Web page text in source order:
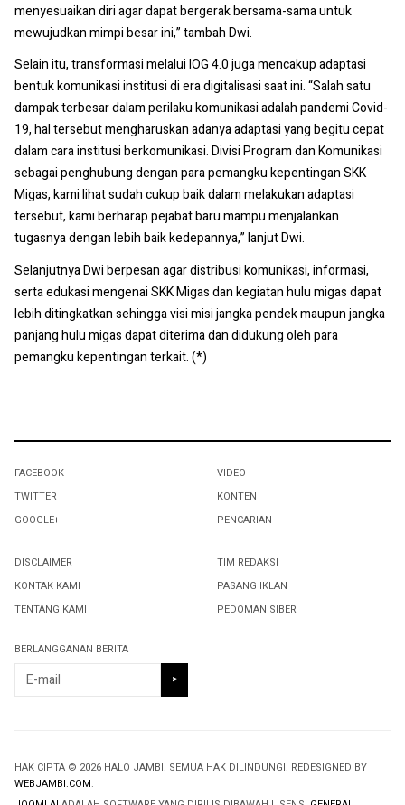
menyesuaikan diri agar dapat bergerak bersama-sama untuk
mewujudkan mimpi besar ini,” tambah Dwi.
Selain itu, transformasi melalui IOG 4.0 juga mencakup adaptasi
bentuk komunikasi institusi di era digitalisasi saat ini. “Salah satu
dampak terbesar dalam perilaku komunikasi adalah pandemi Covid-
19, hal tersebut mengharuskan adanya adaptasi yang begitu cepat
dalam cara institusi berkomunikasi. Divisi Program dan Komunikasi
sebagai penghubung dengan para pemangku kepentingan SKK
Migas, kami lihat sudah cukup baik dalam melakukan adaptasi
tersebut, kami berharap pejabat baru mampu menjalankan
tugasnya dengan lebih baik kedepannya,” lanjut Dwi.
Selanjutnya Dwi berpesan agar distribusi komunikasi, informasi,
serta edukasi mengenai SKK Migas dan kegiatan hulu migas dapat
lebih ditingkatkan sehingga visi misi jangka pendek maupun jangka
panjang hulu migas dapat diterima dan didukung oleh para
pemangku kepentingan terkait. (*)
FACEBOOK
TWITTER
GOOGLE+
VIDEO
KONTEN
PENCARIAN
DISCLAIMER
KONTAK KAMI
TENTANG KAMI
TIM REDAKSI
PASANG IKLAN
PEDOMAN SIBER
BERLANGGANAN BERITA
HAK CIPTA © 2026 HALO JAMBI. SEMUA HAK DILINDUNGI. REDESIGNED BY
WEBJAMBI.COM.